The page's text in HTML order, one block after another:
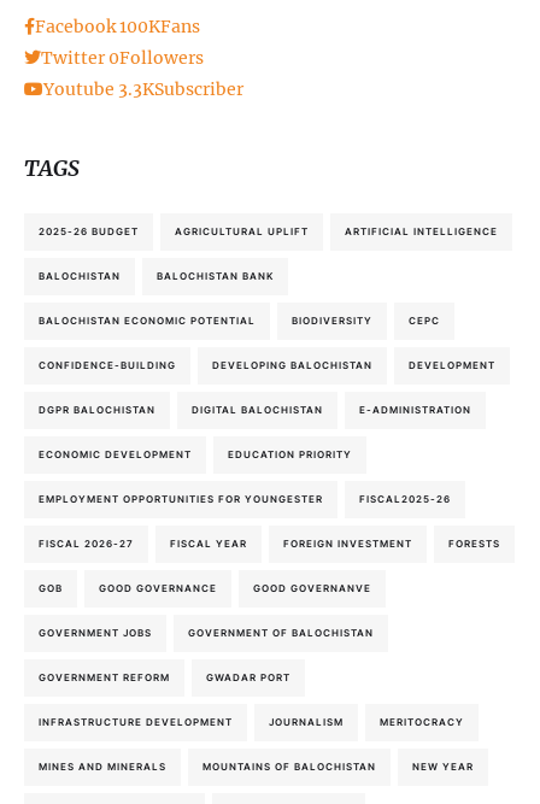
Facebook100KFans
Twitter 0Followers
Youtube 3.3KSubscriber
TAGS
2025-26 BUDGET AGRICULTURAL UPLIFT ARTIFICIAL INTELLIGENCE
BALOCHISTAN BALOCHISTAN BANK
BALOCHISTAN ECONOMIC POTENTIAL BIODIVERSITY CEPC
CONFIDENCE-BUILDING DEVELOPING BALOCHISTAN DEVELOPMENT
DGPR BALOCHISTAN DIGITAL BALOCHISTAN E-ADMINISTRATION
ECONOMIC DEVELOPMENT EDUCATION PRIORITY
EMPLOYMENT OPPORTUNITIES FOR YOUNGESTER FISCAL2025-26
FISCAL 2026-27 FISCAL YEAR FOREIGN INVESTMENT FORESTS
GOB GOOD GOVERNANCE GOOD GOVERNANVE
GOVERNMENT JOBS GOVERNMENT OF BALOCHISTAN
GOVERNMENT REFORM GWADAR PORT
INFRASTRUCTURE DEVELOPMENT JOURNALISM MERITOCRACY
MINES AND MINERALS MOUNTAINS OF BALOCHISTAN NEW YEAR